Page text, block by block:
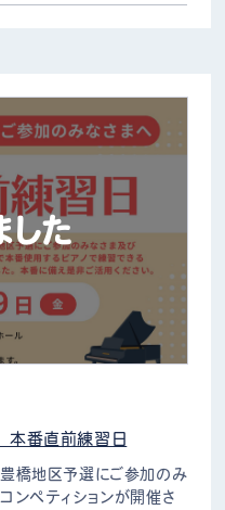
した
番直前練習日
豊橋地区予選にご参加のみ
ンペティションが開催さ